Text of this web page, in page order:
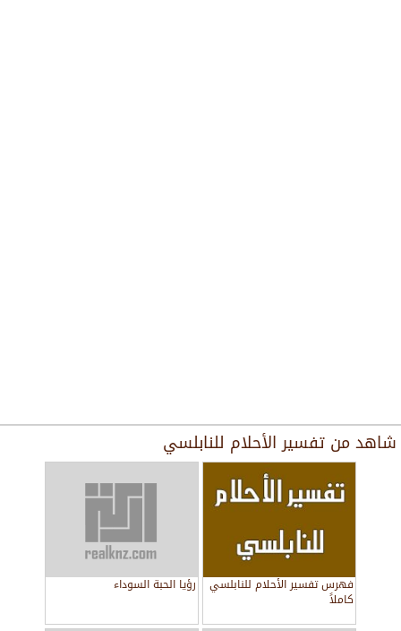
شاهد من تفسير الأحلام للنابلسي
فهرس تفسير الأحلام للنابلسي
كاملاً
رؤيا الحبة السوداء